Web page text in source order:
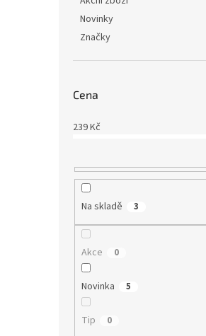
Novinky
Značky
Cena
239Kč
Na skladě 3
Akce 0
Novinka 5
Tip 0